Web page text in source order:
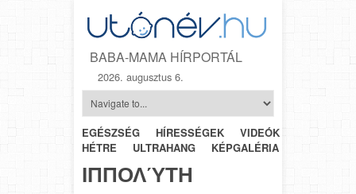
BABA-MAMA HÍRPORTÁL
2026. augusztus 6.
EGÉSZSÉG HÍRESSÉGEK VIDEÓK
HÉTRŐL-
HÉTRE
ULTRAHANG KÉPGALÉRIA
ΙΠΠΟΛΎΤΗ